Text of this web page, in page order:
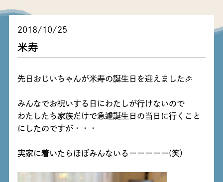
2018/10/25
米寿
先日おじいちゃんが米寿の誕生日を迎えました🎉
みんなでお祝いする日にわたしが行けないので
わたしたち家族だけで急遽誕生日の当日に行くこと
にしたのですが・・・
実家に着いたらほぼみんないるーーーーー(笑)